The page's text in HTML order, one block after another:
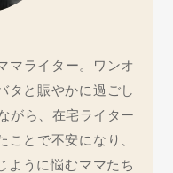
マライター。ワンオ
タと賑やかに過ごし
がら、在宅ライター
とで不安になり、
ように悩むママたち